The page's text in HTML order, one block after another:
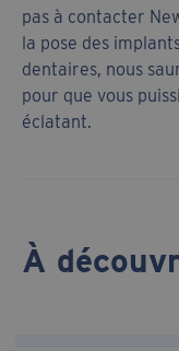
pas à contacter
la pose des
dentaires, nous
pour que vous
éclatant.
À